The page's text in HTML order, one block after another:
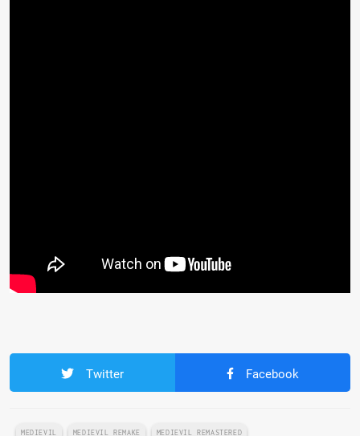
Twitter Facebook
MEDIEVIL MEDIEVIL REMAKE MEDIEVIL REMASTERED